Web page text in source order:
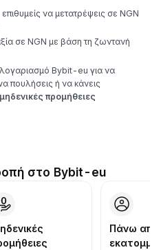
να μετατρέψεις σε NGN
σε NGN με βάση τη ζωντανή
Bybit-eu για να
πουλήσεις ή να κάνεις
μηδενικές προμήθειες
στο Bybit-eu
Πάνω από